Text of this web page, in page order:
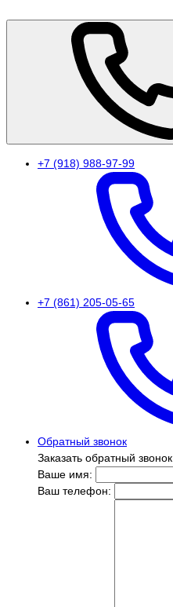
+7 (918) 988-97-99
+7 (861) 205-05-65
Обратный звонок
Заказать обратный звонок
Ваше имя:
Ваш телефон: